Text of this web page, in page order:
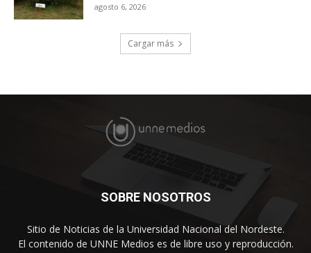
agosto 6, 2026
Cargar más
SOBRE NOSOTROS
Sitio de Noticias de la Universidad Nacional del Nordeste.
El contenido de UNNE Medios es de libre uso y reproducción.